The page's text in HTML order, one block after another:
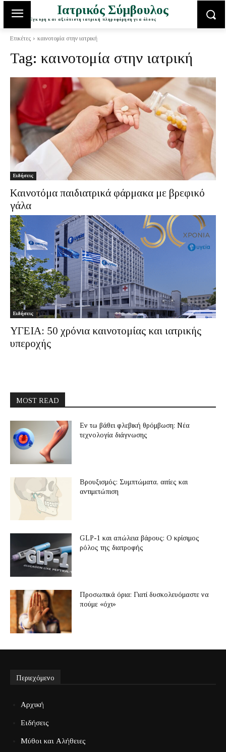
Ιατρικός Σύμβουλος
Έγκυρη και αξιόπιστη ιατρική πληροφόρηση για όλους
Ετικέτες καινοτομία στην ιατρική
Tag: καινοτομία στην ιατρική
Ειδήσεις
Καινοτόμα παιδιατρικά φάρμακα με βρεφικό
γάλα
Ειδήσεις
ΥΓΕΙΑ: 50 χρόνια καινοτομίας και ιατρικής
υπεροχής
MOST READ
Εν τω βάθει φλεβική θρόμβωση: Νέα
τεχνολογία διάγνωσης
Βρουξισμός: Συμπτώματα, αιτίες και
αντιμετώπιση
GLP-1 και απώλεια βάρους: Ο κρίσιμος
ρόλος της διατροφής
Προσωπικά όρια: Γιατί δυσκολευόμαστε να
πούμε «όχι»
Περιεχόμενο
Αρχική
Ειδήσεις
Μύθοι και Αλήθειες